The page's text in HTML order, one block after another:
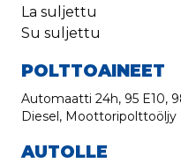
La suljettu
Su suljettu
POLTTOAINEET
Automaatti 24h, 95 E10,
Diesel, Moottoripolttoöljy
AUTOLLE